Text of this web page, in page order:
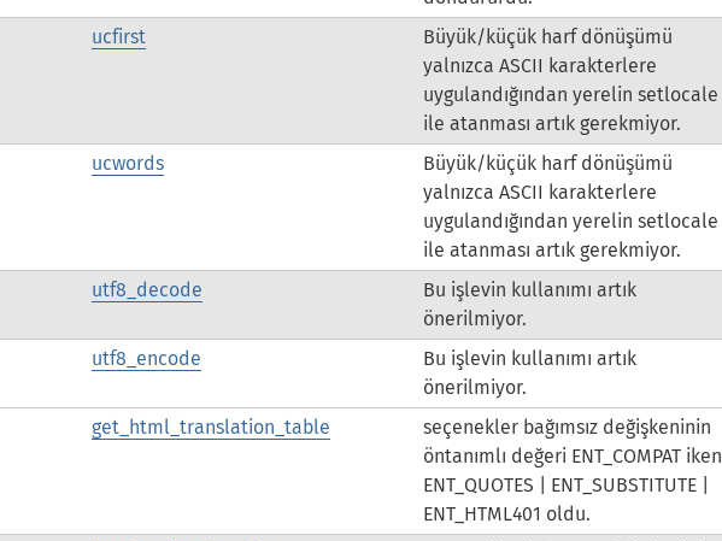
ucfirst
Büyük/küçük harf dönüşümü
yalnızca ASCII karakterlere
uygulandığından yerelin setlocale
ile atanması artık gerekmiyor.
ucwords
Büyük/küçük harf dönüşümü
yalnızca ASCII karakterlere
uygulandığından yerelin setlocale
ile atanması artık gerekmiyor.
utf8_decode
Bu işlevin kullanımı artık
önerilmiyor.
utf8_encode
Bu işlevin kullanımı artık
önerilmiyor.
get_html_translation_table
seçenekler bağımsız değişkeninin
öntanımlı değeri ENT_COMPAT iken
ENT_QUOTES | ENT_SUBSTITUTE |
ENT_HTML401 oldu.